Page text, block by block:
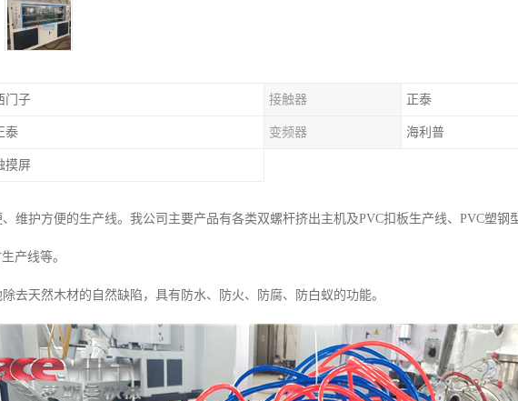
门子 接触器 正泰
泰 变频器 海利普
摸屏
维护方便的生产线。我公司主要产品有各类双螺杆挤出主机及PVC扣板生产线、PVC塑钢
产线等。
去天然木材的自然缺陷，具有防水、防火、防腐、防白蚁的功能。